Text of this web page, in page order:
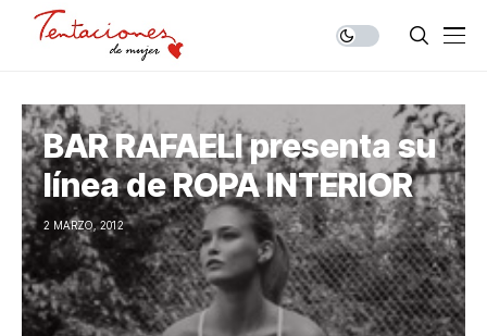
BAR RAFAELI presenta su
línea de ROPA INTERIOR
2 MARZO, 2012